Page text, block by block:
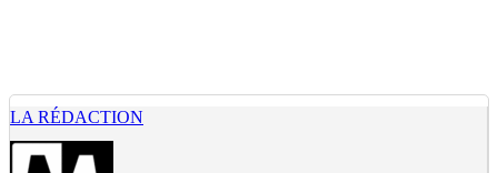
LA RÉDACTION